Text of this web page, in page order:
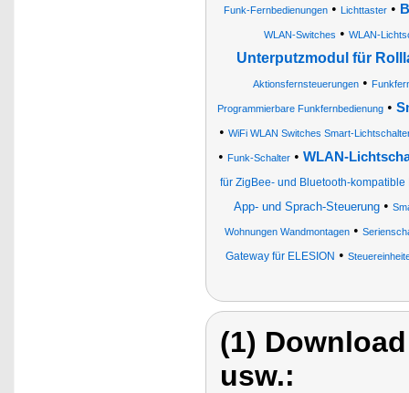
Funk-Fernbedienungen • Lichttaster •
WLAN-Switches • WLAN-
Unterputzmodul für
Aktionsfernsteuerungen•
Programmierbare Funkfernbedienung •
• WiFi WLAN Switches Smart-
• Funk-Schalter• WLAN-
für ZigBee- und Bluetooth-kompatible
App- und Sprach-Steuerung •
Wohnungen Wandmontagen •
Gateway für ELESION •
(1)
usw.: